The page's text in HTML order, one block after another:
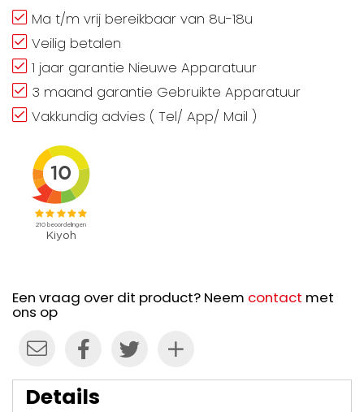
Ma t/m vrij bereikbaar van 8u-18u
Veilig betalen
1 jaar garantie Nieuwe Apparatuur
3 maand garantie Gebruikte Apparatuur
Vakkundig advies ( Tel/ App/ Mail )
Een vraag over dit product? Neem contact met
ons op
Details